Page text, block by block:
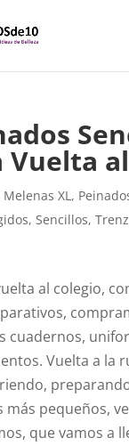
Vuelta
Melenas XL,
, Sencillos,
al colegio,
cuadernos,
Vuelta a la
más pequeños,
que vamos a